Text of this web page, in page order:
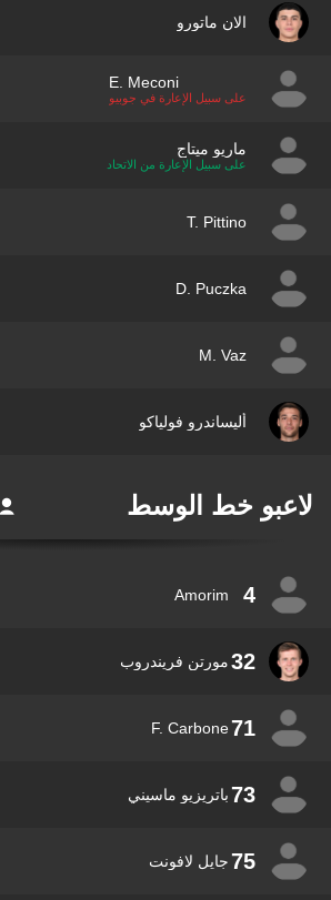
الان ماتورو
E. Meconi
على سبيل الإعارة في جوبيو
ماريو ميتاج
على سبيل الإعارة من الاتحاد
T. Pittino
D. Puczka
M. Vaz
أليساندرو فولياكو
خط الوسط
4
Amorim
32 مورتن فريندروب
71
F. Carbone
73 باتريزيو ماسيني
75 جايل لافونت